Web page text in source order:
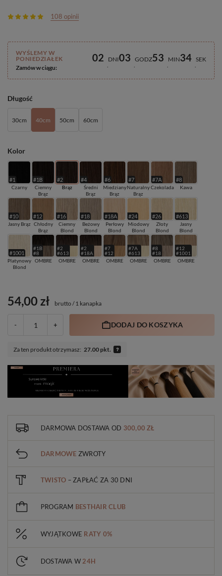
108 opinii
Długość
30cm 40cm 50cm 60cm
Kolor
#1
Czarny
#1B
Ciemny
Brąz
#2
Brąz
#4
Średni
Brąz
#6
Miedziany
Brąz
#7
Naturalny
Brąz
#7A
Czekolada
#8
Kawa
#10
Jasny Brąz
#12
Chłodny
Brąz
#16
Ciemny
Blond
#18
Beżowy
Blond
#18A
Perłowy
Blond
#24
Miodowy
Blond
#26
Złoty
Blond
#613
Jasny
Blond
#1001
Platynowy
Blond
#1B
#8
OMBRE
#2
#613
OMBRE
#2
#18A
OMBRE
#7
#12
OMBRE
#7A
#613
OMBRE
#8
#18
OMBRE
#12
#1001
OMBRE
WYŚLEMY W
PONIEDZIAŁEK
Zamów w ciągu:
02 DNI03 GODZ53 MIN34 SEK
54,00 zł brutto /1 kanapka
- + DODAJ DO KOSZYKA
Za ten produkt otrzymasz: 27.00 pkt.
DARMOWA DOSTAWA OD 300,00 ZŁ
DARMOWE ZWROTY
TWISTO – ZAPŁAĆ ZA 30 DNI
PROGRAM BESTHAIR CLUB
WYJĄTKOWE RATY 0%
DOSTAWA W 24H